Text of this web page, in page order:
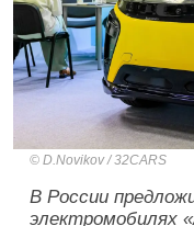
D.Novikov / 32CARS
В России
электромобилях